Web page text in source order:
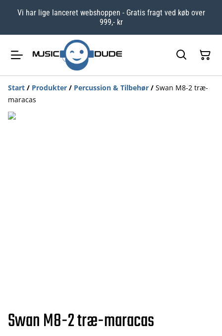
Vi har lige lanceret webshoppen - Gratis fragt ved køb over
999,- kr
Start / Produkter / Percussion & Tilbehør / Swan M8-2 træ-
maracas
Swan M8-2 træ-maracas